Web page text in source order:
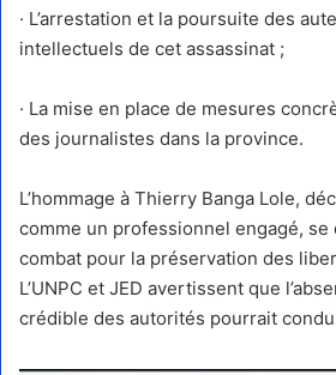
· L’arrestation et la poursuite des
intellectuels de cet assassinat ;
· La mise en place de mesures
des journalistes dans la province.
L’hommage à Thierry Banga Lole,
comme un professionnel engagé, se
combat pour la préservation des
L’UNPC et JED avertissent que
crédible des autorités pourrait